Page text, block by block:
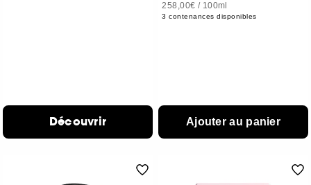
Découvrir
258,00€ / 100ml
3 contenances disponibles
Ajouter au panier